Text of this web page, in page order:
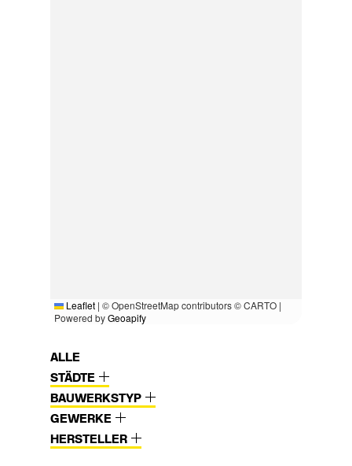
Leaflet | © OpenStreetMap contributors © CARTO |
Powered byGeoapify
ALLE
STÄDTE
BAUWERKSTYP
GEWERKE
HERSTELLER